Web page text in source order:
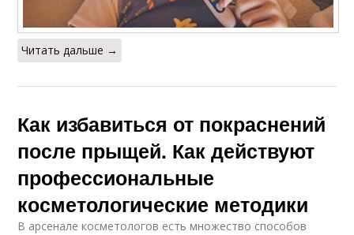
Читать дальше →
Как избавиться от покраснений
после прыщей. Как действуют
профессиональные
косметологические методики
В арсенале косметологов есть множество способов